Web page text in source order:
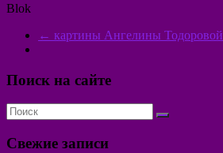
Blok
← картины Ангелины Тодоровой
Поиск на сайте
Свежие записи